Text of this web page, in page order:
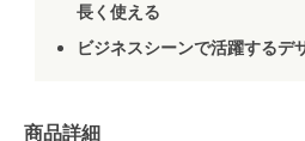
長く使える
ビジネスシーンで活躍するデ
商品詳細